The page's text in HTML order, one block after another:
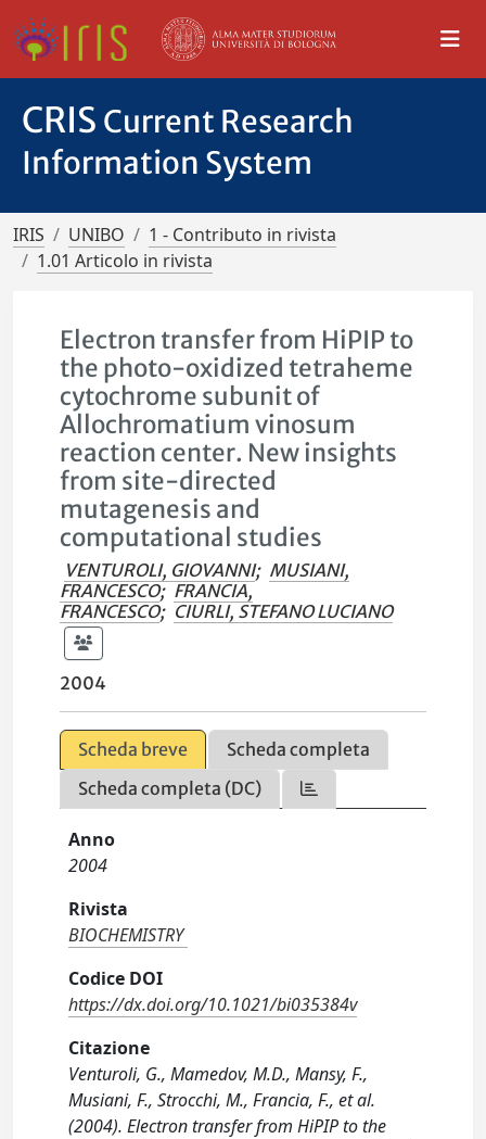
CRIS Current Research
Information System
IRIS UNIBO
1 - Contributo in rivista
1.01 Articolo in rivista
Electron transfer from HiPIP to
the photo-oxidized tetraheme
cytochrome subunit of
Allochromatium vinosum
reaction center. New insights
from site-directed
mutagenesis and
computational studies
VENTUROLI, GIOVANNI; MUSIANI,
FRANCESCO; FRANCIA,
FRANCESCO; CIURLI, STEFANO LUCIANO
2004
Scheda breve
Scheda completa
Scheda completa (DC)
Anno
2004
Rivista
BIOCHEMISTRY
Codice DOI
https://dx.doi.org/10.1021/bi035384v
Citazione
Venturoli, G., Mamedov, M.D., Mansy, F.,
Musiani, F., Strocchi, M., Francia, F., et al.
(2004). Electron transfer from HiPIP to the